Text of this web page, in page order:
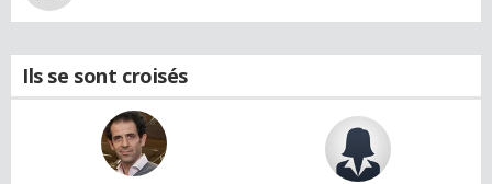
Ils se sont croisés